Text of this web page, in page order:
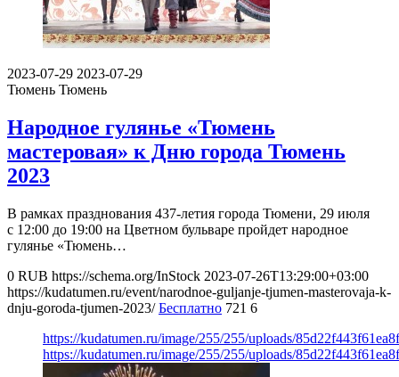
2023-07-29 2023-07-29
Тюмень Тюмень
Народное гулянье «Тюмень
мастеровая» к Дню города Тюмень
2023
В рамках празднования 437-летия города Тюмени, 29 июля
с 12:00 до 19:00 на Цветном бульваре пройдет народное
гулянье «Тюмень…
0 RUB https://schema.org/InStock 2023-07-26T13:29:00+03:00
https://kudatumen.ru/event/narodnoe-guljanje-tjumen-masterovaja-k-
dnju-goroda-tjumen-2023/ Бесплатно 721 6
https://kudatumen.ru/image/255/255/uploads/
https://kudatumen.ru/image/255/255/uploads/